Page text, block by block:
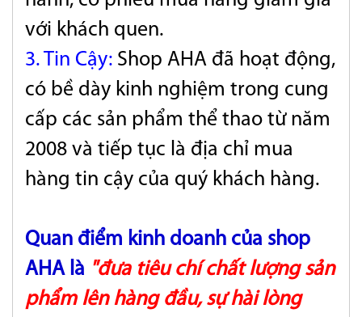
với khách quen.
3. Tin Cậy: Shop AHA đã hoạt động,
có bề dày kinh nghiệm trong cung
cấp các sản phẩm thể thao từ năm
2008 và tiếp tục là địa chỉ mua
hàng tin cậy của quý khách hàng.
Quan điểm kinh doanh của shop
AHA là "đưa tiêu chí chất lượng sản
phẩm lên hàng đầu, sự hài lòng